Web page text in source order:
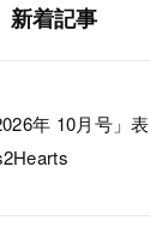
新着記事
年 10月号」表